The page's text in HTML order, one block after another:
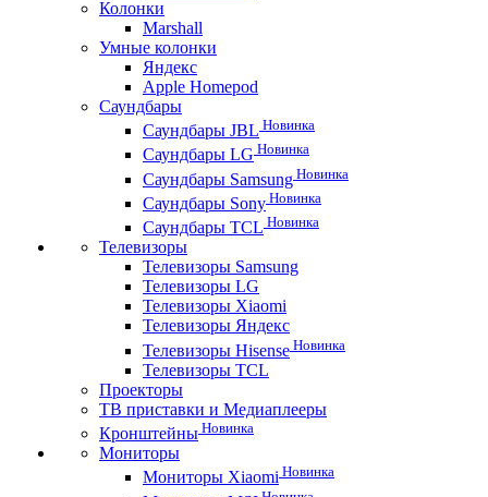
Колонки
Marshall
Умные колонки
Яндекс
Apple Homepod
Саундбары
Саундбары JBL Новинка
Саундбары LG Новинка
Саундбары Samsung Новинка
Саундбары Sony Новинка
Саундбары TCL Новинка
Телевизоры
Телевизоры Samsung
Телевизоры LG
Телевизоры Xiaomi
Телевизоры Яндекс
Телевизоры Hisense Новинка
Телевизоры TCL
Проекторы
ТВ приставки и Медиаплееры
Кронштейны Новинка
Мониторы
Мониторы Xiaomi Новинка